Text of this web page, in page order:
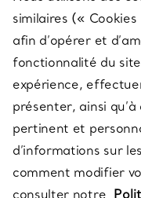
À PROPOS
QUESTIONS LÉGALES
SUIVEZ-NOUS
similaires («
afin d’opérer et
fonctionnalité du
expérience,
présenter, ainsi
pertinent et
d’informations sur
comment modifier
consulter notre